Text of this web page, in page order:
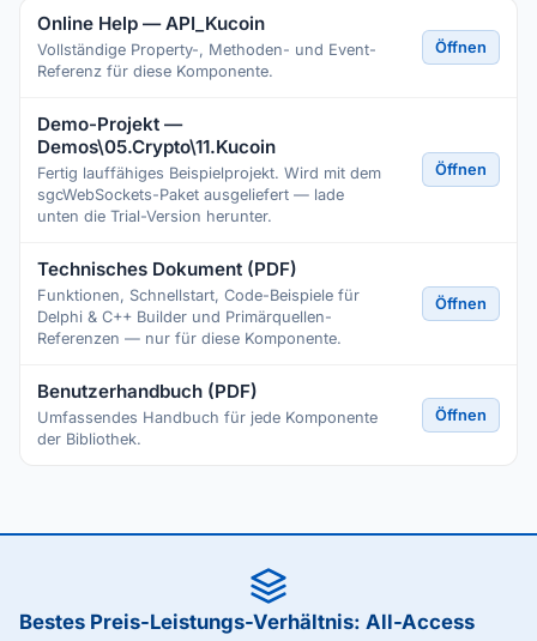
Online Help — API_Kucoin
Vollständige Property-, Methoden- und Event-
Referenz für diese Komponente.
Öffnen
Demo-Projekt —
Demos\05.Crypto\11.Kucoin
Fertig lauffähiges Beispielprojekt. Wird mit dem
sgcWebSockets-Paket ausgeliefert — lade
unten die Trial-Version herunter.
Öffnen
Technisches Dokument (PDF)
Funktionen, Schnellstart, Code-Beispiele für
Delphi & C++ Builder und Primärquellen-
Referenzen — nur für diese Komponente.
Öffnen
Benutzerhandbuch (PDF)
Umfassendes Handbuch für jede Komponente
der Bibliothek.
Öffnen
Bestes Preis-Leistungs-Verhältnis: All-Access